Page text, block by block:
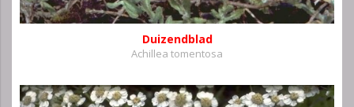
Duizendblad
Achillea tomentosa